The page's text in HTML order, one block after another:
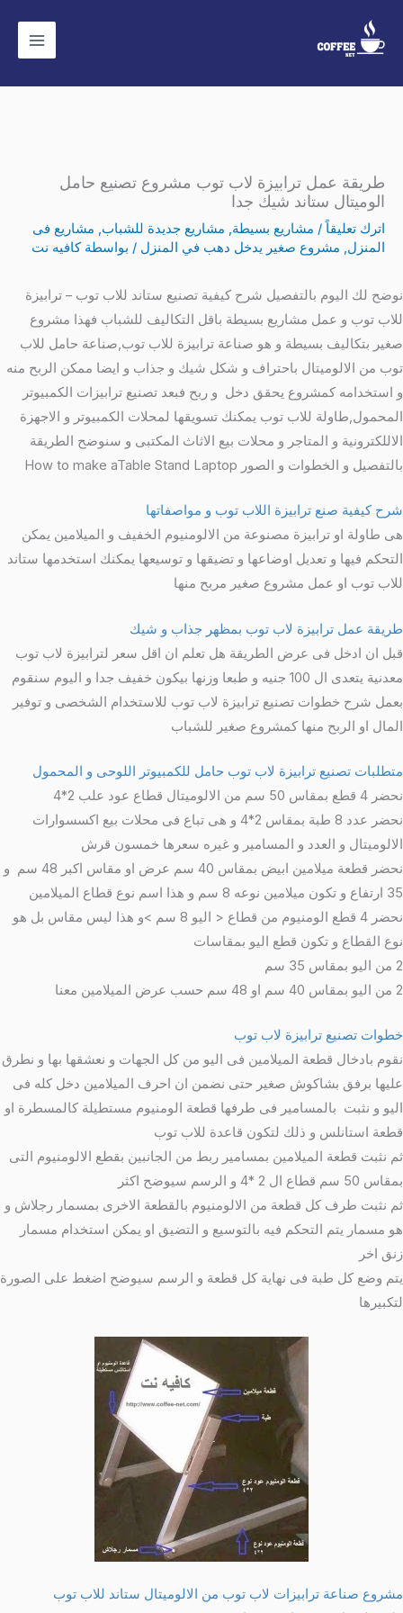
المحتوى
طريقة عمل ترابيزة لاب توب مشروع تصنيع حامل
الوميتال ستاند شيك جدا
اترك تعليقاً / مشاريع بسيطة, مشاريع جديدة للشباب, مشاريع فى
المنزل, مشروع صغير يدخل دهب في المنزل / بواسطة كافيه نت
نوضح لك اليوم بالتفصيل شرح كيفية تصنيع ستاند للاب توب – ترابيزة
للاب توب و عمل مشاريع بسيطة باقل التكاليف للشباب فهذا مشروع
صغير بتكاليف بسيطة و هو صناعة ترابيزة للاب توب,صناعة حامل للاب
توب من الالوميتال باحتراف و شكل شيك و جذاب و ايضا ممكن الربح منه
و استخدامه كمشروع يحقق دخل و ربح فبعد تصنيع ترابيزات الكمبيوتر
المحمول,طاولة للاب توب يمكنك تسويقها لمحلات الكمبيوتر و الاجهزة
الاللكترونية و المتاجر و محلات بيع الاثاث المكتبى و سنوضح الطريقة
بالتفصيل و الخطوات و الصور How to make aTable Stand Laptop
شرح كيفية صنع ترابيزة اللاب توب و مواصفاتها
هى طاولة او ترابيزة مصنوعة من الالومنيوم الخفيف و الميلامين يمكن
التحكم فيها و تعديل اوضاعها و تضيقها و توسيعها يمكنك استخدمها ستاند
للاب توب او عمل مشروع صغير مربح منها
طريقة عمل ترابيزة لاب توب بمظهر جذاب و شيك
قبل ان ادخل فى عرض الطريقة هل تعلم ان اقل سعر لترابيزة لاب توب
معدنية يتعدى ال 100 جنيه و طبعا وزنها بيكون خفيف جدا و اليوم سنقوم
بعمل شرح خطوات تصنيع ترابيزة لاب توب للاستخدام الشخصى و توفير
المال او الربح منها كمشروع صغير للشباب
متطلبات تصنيع ترابيزة لاب توب حامل للكمبيوتر اللوحى و المحمول
نحضر 4 قطع بمقاس 50 سم من الالوميتال قطاع عود علب 2*4
نحضر عدد 8 طبة بمقاس 2*4 و هى تباع فى محلات بيع اكسسوارات
الالوميتال و العدد و المسامير و غيره سعرها خمسون قرش
نحضر قطعة ميلامين ابيض بمقاس 40 سم عرض او مقاس اكبر 48 سم و
35 ارتفاع و تكون ميلامين نوعه 8 سم و هذا اسم نوع قطاع الميلامين
نحضر 4 قطع الومنيوم من قطاع < اليو 8 سم >و هذا ليس مقاس بل هو
نوع القطاع و تكون قطع اليو بمقاسات
2 من اليو بمقاس 35 سم
2 من اليو بمقاس 40 سم او 48 سم حسب عرض الميلامين معنا
خطوات تصنيع ترابيزة لاب توب
نقوم بادخال قطعة الميلامين فى اليو من كل الجهات و نعشقها بها و نطرق
عليها برفق بشاكوش صغير حتى نضمن ان احرف الميلامين دخل كله فى
اليو و نثبت بالمسامير فى طرفها قطعة الومنيوم مستطيلة كالمسطرة او
قطعة استانلس و ذلك لتكون قاعدة للاب توب
ثم نثبت قطعة الميلامين بمسامير ربط من الجانبين بقطع الالومنيوم التى
بمقاس 50 سم قطاع ال 2 *4 و الرسم سيوضح اكثر
ثم نثبت طرف كل قطعة من الالومنيوم بالقطعة الاخرى بمسمار رجلاش و
هو مسمار يتم التحكم فيه بالتوسيع و التضيق او يمكن استخدام مسمار
زنق اخر
يتم وضع كل طبة فى نهاية كل قطعة و الرسم سيوضح اضغط على الصورة
لتكبيرها
مشروع صناعة ترابيزات لاب توب من الالوميتال ستاند للاب توب